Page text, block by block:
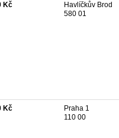
Kč
Havlíčkův Brod
580 01
Kč
Praha 1
110 00